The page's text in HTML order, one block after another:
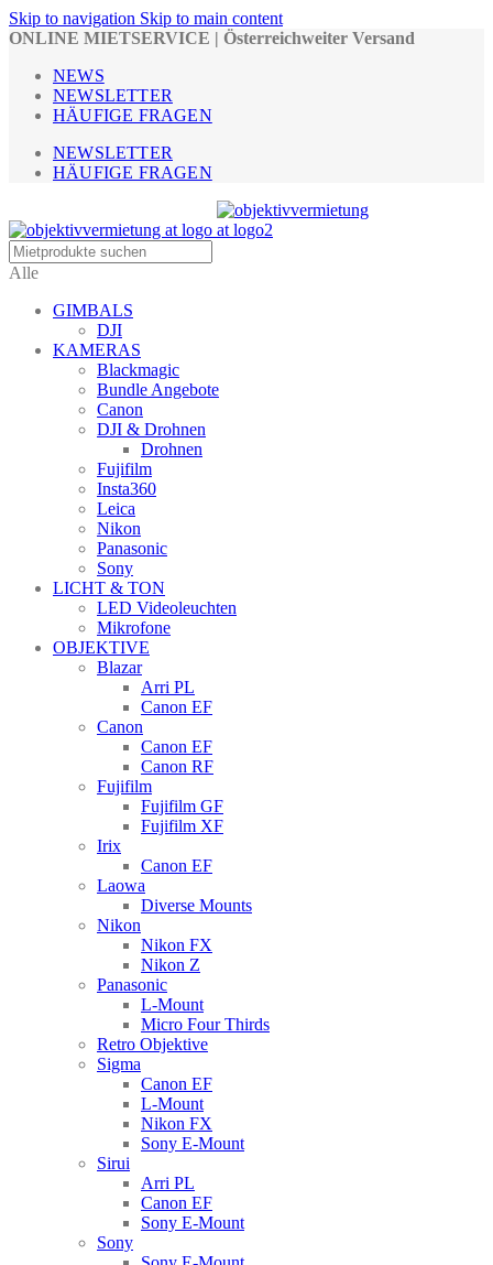
Skip to navigation Skip to main content
ONLINE MIETSERVICE | Österreichweiter Versand
NEWS
NEWSLETTER
HÄUFIGE FRAGEN
NEWSLETTER
HÄUFIGE FRAGEN
Alle
GIMBALS
DJI
KAMERAS
Blackmagic
Bundle Angebote
Canon
DJI & Drohnen
Drohnen
Fujifilm
Insta360
Leica
Nikon
Panasonic
Sony
LICHT & TON
LED Videoleuchten
Mikrofone
OBJEKTIVE
Blazar
Arri PL
Canon EF
Canon
Canon EF
Canon RF
Fujifilm
Fujifilm GF
Fujifilm XF
Irix
Canon EF
Laowa
Diverse Mounts
Nikon
Nikon FX
Nikon Z
Panasonic
L-Mount
Micro Four Thirds
Retro Objektive
Sigma
Canon EF
L-Mount
Nikon FX
Sony E-Mount
Sirui
Arri PL
Canon EF
Sony E-Mount
Sony